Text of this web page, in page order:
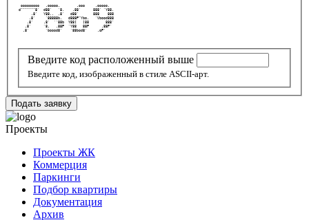
  ooooooooo   .ooooo.        .ooo     .ooooo.
d"""""""8'  d88'   `8.    .88'      888' `Y88.
       .8'   Y88..  .8'   d88'       888    888
      .8'     `88888b.   d888P"Ybo.   `Vbood888
     .8'     .8'  ``88b  Y88[   ]88        888'
    .8'      `8.   .88P  `Y88   88P      .88P'
   .8'        `boood8'    `88bod8'     .oP'
Введите код расположенный выше
Введите код, изображенный в стиле ASCII-арт.
Подать заявку
Проекты
Проекты ЖК
Коммерция
Паркинги
Подбор квартиры
Документация
Архив